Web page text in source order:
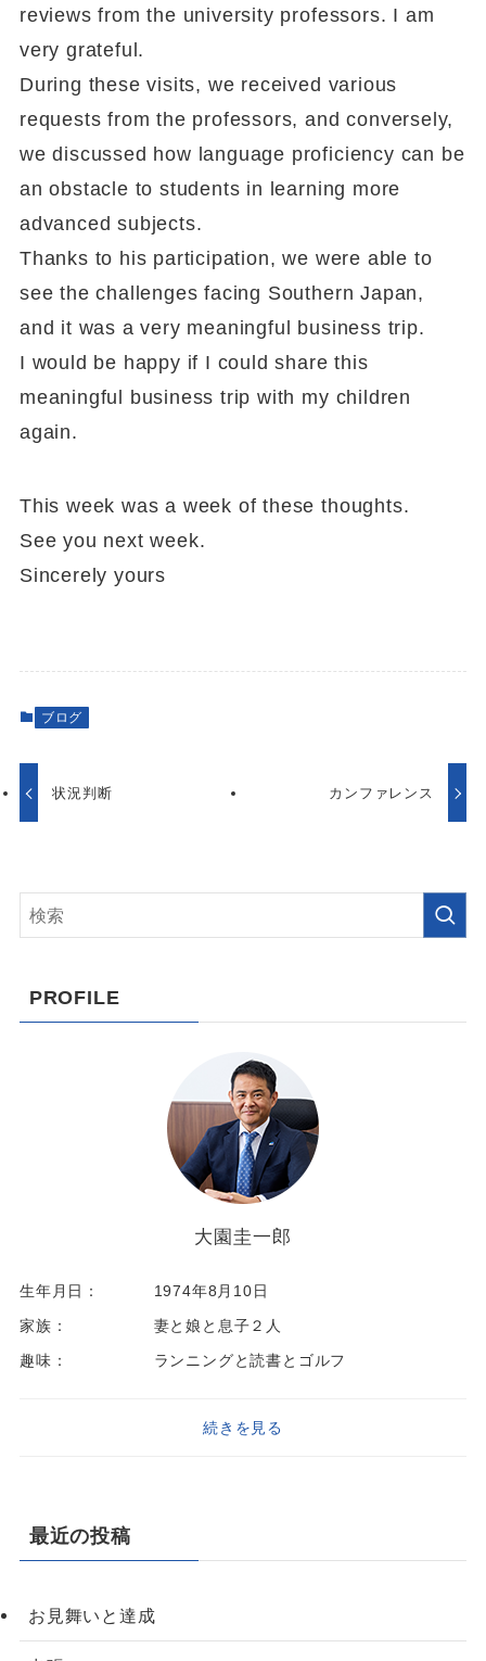
reviews from the university professors. I am
very grateful.
During these visits, we received various
requests from the professors, and conversely,
we discussed how language proficiency can be
an obstacle to students in learning more
advanced subjects.
Thanks to his participation, we were able to
see the challenges facing Southern Japan,
and it was a very meaningful business trip.
I would be happy if I could share this
meaningful business trip with my children
again.
This week was a week of these thoughts.
See you next week.
Sincerely yours
ブログ
状況判断 カンファレンス
PROFILE
大園圭一郎
生年月日：
1974年8月10日
家族：
妻と娘と息子２人
趣味：
ランニングと読書とゴルフ
続きを見る
最近の投稿
お見舞いと達成